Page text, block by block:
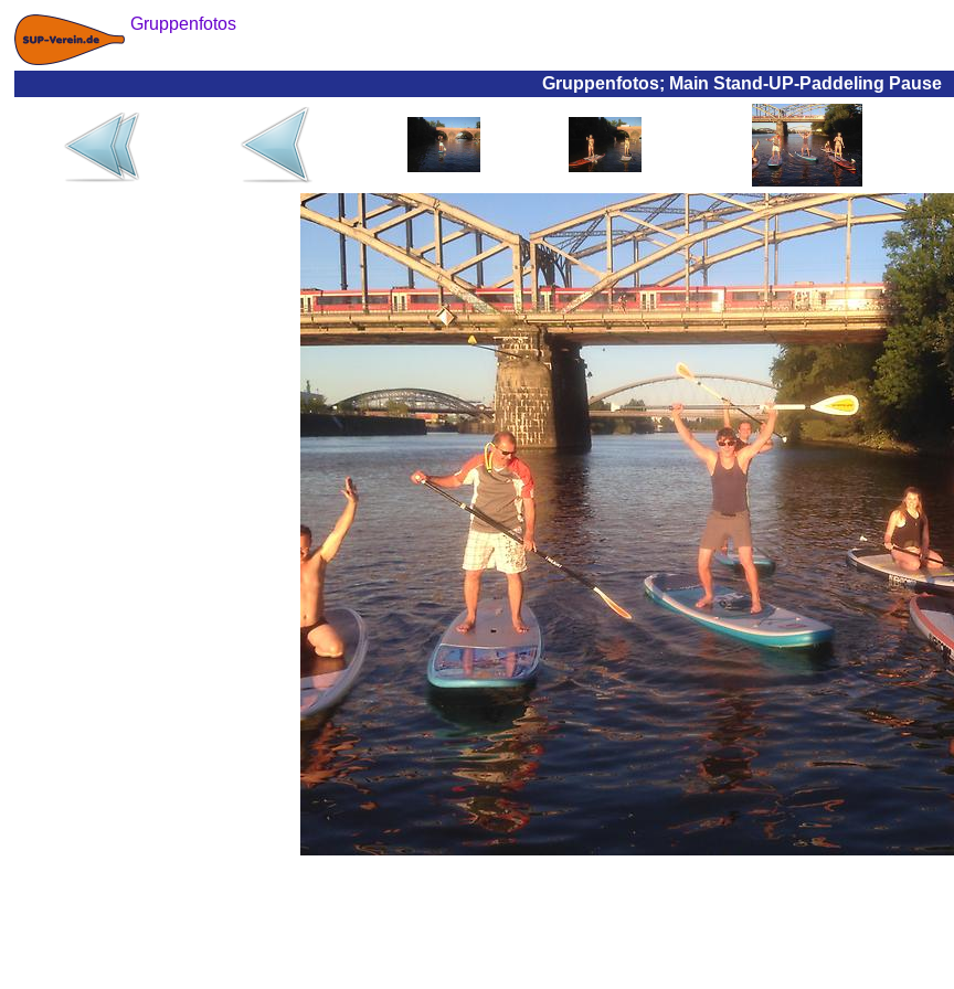
Gruppenfotos
Gruppenfotos; Main Stand-UP-Paddeling Pause